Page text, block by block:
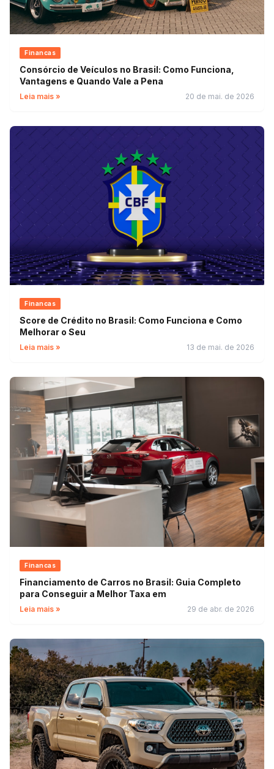
Financas
Consórcio de Veículos no Brasil: Como Funciona,
Vantagens e Quando Vale a Pena
Leia mais » 20 de mai. de 2026
Financas
Score de Crédito no Brasil: Como Funciona e Como
Melhorar o Seu
Leia mais » 13 de mai. de 2026
Financas
Financiamento de Carros no Brasil: Guia Completo
para Conseguir a Melhor Taxa em
Leia mais » 29 de abr. de 2026